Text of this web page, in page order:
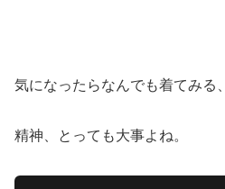
気になったらなんでも着てみる、
精神、とっても大事よね。